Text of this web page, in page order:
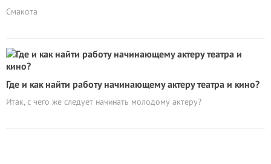
Смакота
Где и как найти работу начинающему актеру театра и кино?
Итак, с чего же следует начинать молодому актеру?